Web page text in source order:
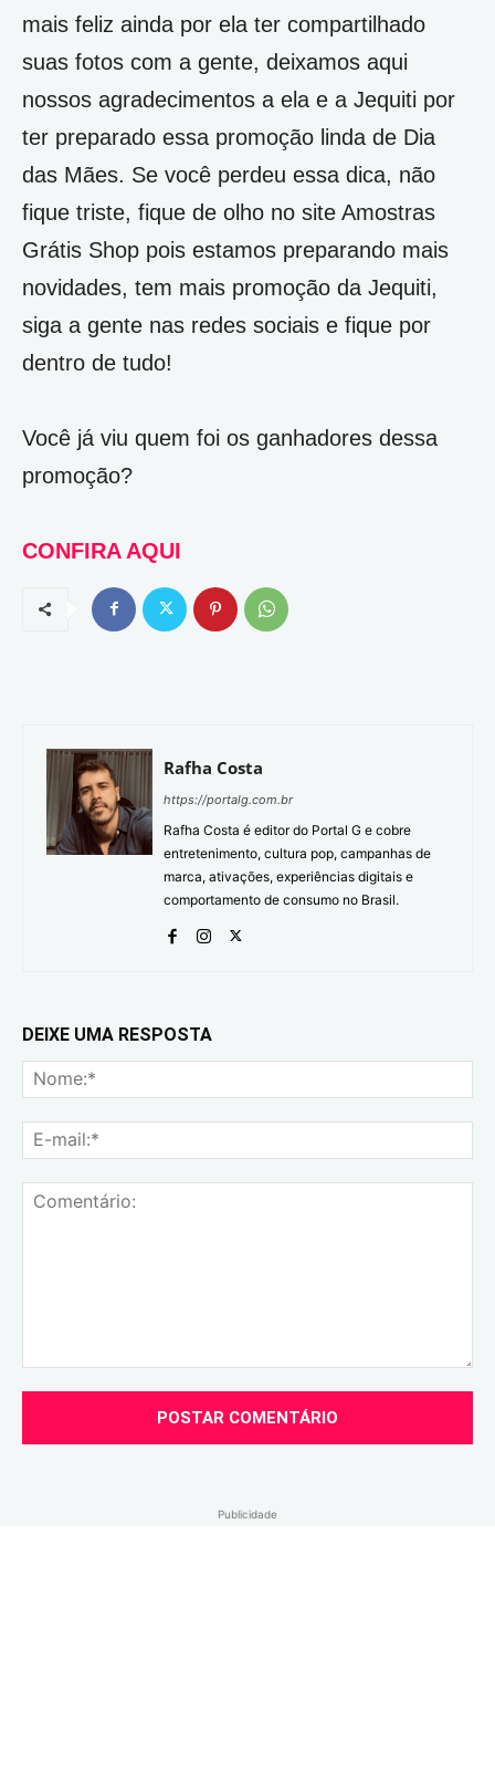
mais feliz ainda por ela ter compartilhado
suas fotos com a gente, deixamos aqui
nossos agradecimentos a ela e a Jequiti por
ter preparado essa promoção linda de Dia
das Mães. Se você perdeu essa dica, não
fique triste, fique de olho no site Amostras
Grátis Shop pois estamos preparando mais
novidades, tem mais promoção da Jequiti,
siga a gente nas redes sociais e fique por
dentro de tudo!
Você já viu quem foi os ganhadores dessa
promoção?
CONFIRA AQUI
Rafha Costa
https://portalg.com.br
Rafha Costa é editor do Portal G e cobre
entretenimento, cultura pop, campanhas de
marca, ativações, experiências digitais e
comportamento de consumo no Brasil.
DEIXE UMA RESPOSTA
Publicidade